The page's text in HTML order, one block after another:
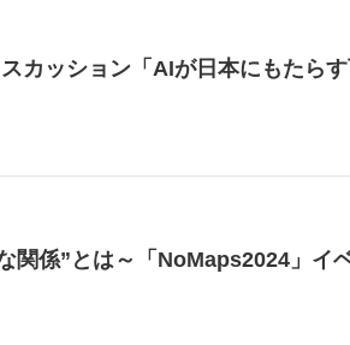
カッション「AIが日本にもたら
関係”とは～「NoMaps2024」イ